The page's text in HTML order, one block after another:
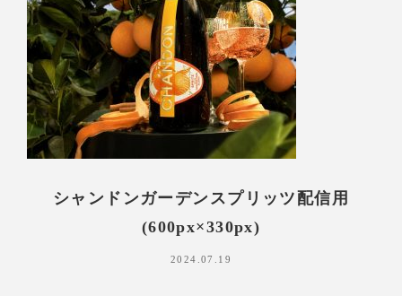
シャンドンガーデンスプリッツ配信用
(600px×330px)
2024.07.19